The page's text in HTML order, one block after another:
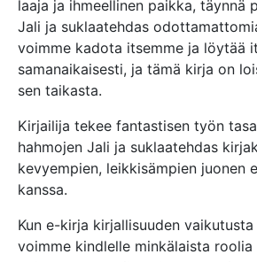
laaja ja ihmeellinen paikka, täynnä
Jali ja suklaatehdas
voimme kadota itsemme ja löytää
samanaikaisesti, ja tämä kirja on
sen taikasta.
Kirjailija tekee fantastisen työn
hahmojen Jali ja suklaatehdas
kevyempien, leikkisämpien juonen
kanssa.
Kun e-kirja kirjallisuuden vaikutusta
voimme kindlelle minkälaista